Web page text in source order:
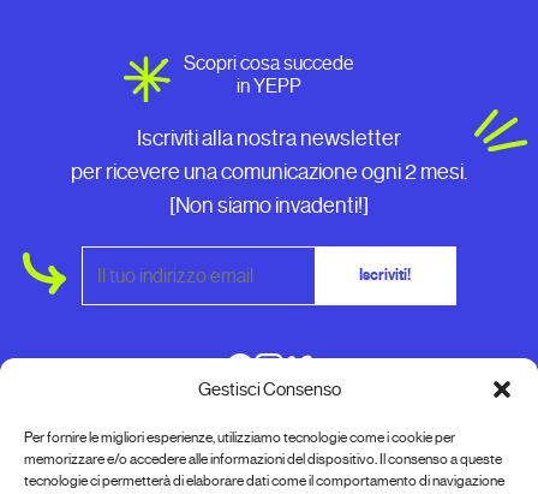
Gestisci Consenso
Per fornire le migliori esperienze, utilizziamo tecnologie come i cookie per
memorizzare e/o accedere alle informazioni del dispositivo. Il consenso a queste
tecnologie ci permetterà di elaborare dati come il comportamento di navigazione
Scopri cosa succede
in YEPP
Iscriviti alla nostra newsletter
per ricevere una comunicazione ogni 2 mesi.
[Non siamo invadenti!]
Iscriviti!
Contributi PubbliciPrivacy Policy